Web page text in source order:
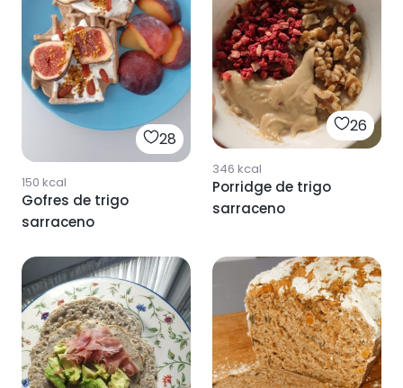
28
150 kcal
Gofres de trigo
sarraceno
26
346 kcal
Porridge de trigo
sarraceno